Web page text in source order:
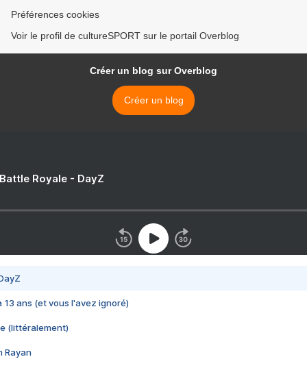
Préférences cookies
Voir le profil de cultureSPORT sur le portail Overblog
Créer un blog sur Overblog
Créer un blog
Royale - DayZ
13 ans (et vous l'avez ignoré)
(littéralement)
Rayan